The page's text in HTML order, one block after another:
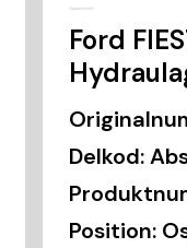
Ford
Delkod:
Position: